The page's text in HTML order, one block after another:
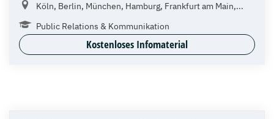
Köln, Berlin, München, Hamburg, Frankfurt am Main,...
Public Relations & Kommunikation
Kostenloses Infomaterial